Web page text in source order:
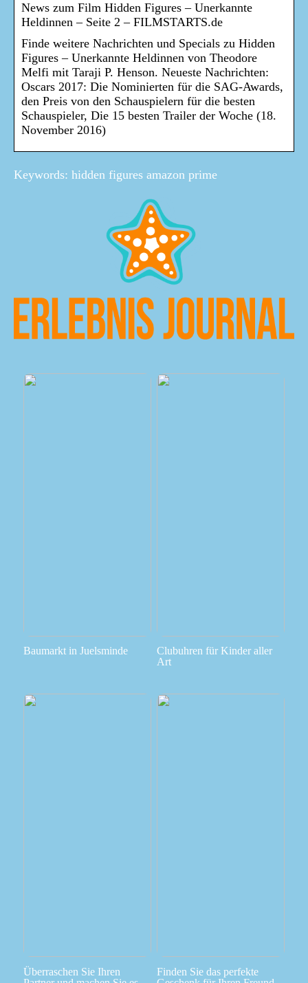
News zum Film Hidden Figures – Unerkannte
Heldinnen – Seite 2 – FILMSTARTS.de
Finde weitere Nachrichten und Specials zu Hidden
Figures – Unerkannte Heldinnen von Theodore
Melfi mit Taraji P. Henson. Neueste Nachrichten:
Oscars 2017: Die Nominierten für die SAG-Awards,
den Preis von den Schauspielern für die besten
Schauspieler, Die 15 besten Trailer der Woche (18.
November 2016)
Keywords: hidden figures amazon prime
Baumarkt in Juelsminde
Clubuhren für Kinder aller
Art
Überraschen Sie Ihren
Finden Sie das perfekte